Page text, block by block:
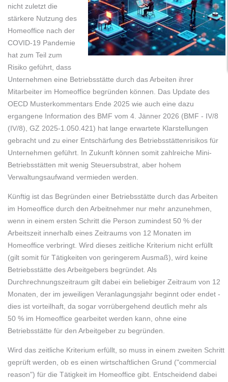
nicht zuletzt die
stärkere Nutzung des
Homeoffice nach der
COVID-19 Pandemie
hat zum Teil zum
Risiko geführt, dass
Unternehmen eine Betriebsstätte durch das Arbeiten ihrer
Mitarbeiter im Homeoffice begründen können. Das Update des
OECD Musterkommentars Ende 2025 wie auch eine dazu
ergangene Information des BMF vom 4. Jänner 2026 (BMF - IV/8
(IV/8), GZ 2025-1.050.421) hat lange erwartete Klarstellungen
gebracht und zu einer Entschärfung des Betriebsstättenrisikos für
Unternehmen geführt. In Zukunft können somit zahlreiche Mini-
Betriebsstätten mit wenig Steuersubstrat, aber hohem
Verwaltungsaufwand vermieden werden.
Künftig ist das Begründen einer Betriebsstätte durch das Arbeiten
im Homeoffice durch den Arbeitnehmer nur mehr anzunehmen,
wenn in einem ersten Schritt die Person zumindest 50 % der
Arbeitszeit innerhalb eines Zeitraums von 12 Monaten im
Homeoffice verbringt. Wird dieses zeitliche Kriterium nicht erfüllt
(gilt somit für Tätigkeiten von geringerem Ausmaß), wird keine
Betriebsstätte des Arbeitgebers begründet. Als
Durchrechnungszeitraum gilt dabei ein beliebiger Zeitraum von 12
Monaten, der im jeweiligen Veranlagungsjahr beginnt oder endet -
dies ist vorteilhaft, da sogar vorrübergehend deutlich mehr als
50 % im Homeoffice gearbeitet werden kann, ohne eine
Betriebsstätte für den Arbeitgeber zu begründen.
Wird das zeitliche Kriterium erfüllt, so muss in einem zweiten Schritt
geprüft werden, ob es einen wirtschaftlichen Grund ("commercial
reason") für die Tätigkeit im Homeoffice gibt. Entscheidend dabei